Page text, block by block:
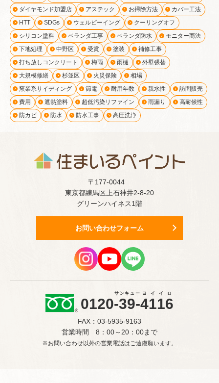
ダイヤモンド加盟店
アステック お掃除方法
カバー工法
HTT
SDGs ウェルビーイング
クーリングオフ
シリコン塗料
ベランダ工事 ベランダ防水
モニター商法
下地処理
中野区 受賞 塗装
補修工事
打ち放しコンクリート
梅雨 雨樋
外壁張替
大規模修繕
杉並区 火災保険
相場
窯業系サイディング
節電 耐用年数 親水性
訪問販売
費用
遮熱塗料 超低汚染リファイン 雨漏り
高耐候性
防カビ
防水 防水工事 高圧洗浄
〒177-0044
東京都練馬区上石神井2-8-20
グリーンハイネス1階
お問い合わせフォーム
0120-39-
サンキュー
4116
ヨイイロ
FAX：03-5935-9163
営業時間 8：00～20：00まで
※お問い合わせ以外の営業電話はご遠慮願います。